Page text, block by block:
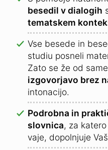
besedil v dialogih
tematskem
Vse besede in
studiu posneli
Zato se že od
izgovorjavo brez
intonacijo.
Podrobna in
slovnica, za
vaje, dopolnjuje